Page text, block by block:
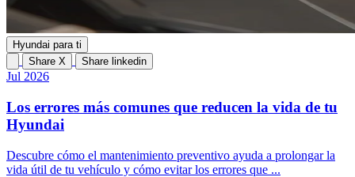
Hyundai para ti
Share X
Share linkedin
Jul 2026
Los errores más comunes que reducen la vida de tu
Hyundai
Descubre cómo el mantenimiento preventivo ayuda a prolongar la
vida útil de tu vehículo y cómo evitar los errores que ...